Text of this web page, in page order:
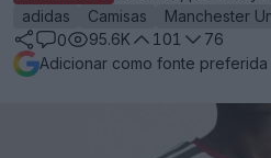
adidas
Camisas Manchester
0
95.6K 101
76
Adicionar como fonte preferida